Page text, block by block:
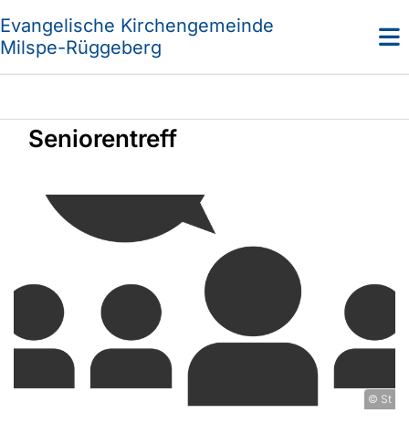
Evangelische Kirchengemeinde
Milspe-Rüggeberg
Seniorentreff
© St